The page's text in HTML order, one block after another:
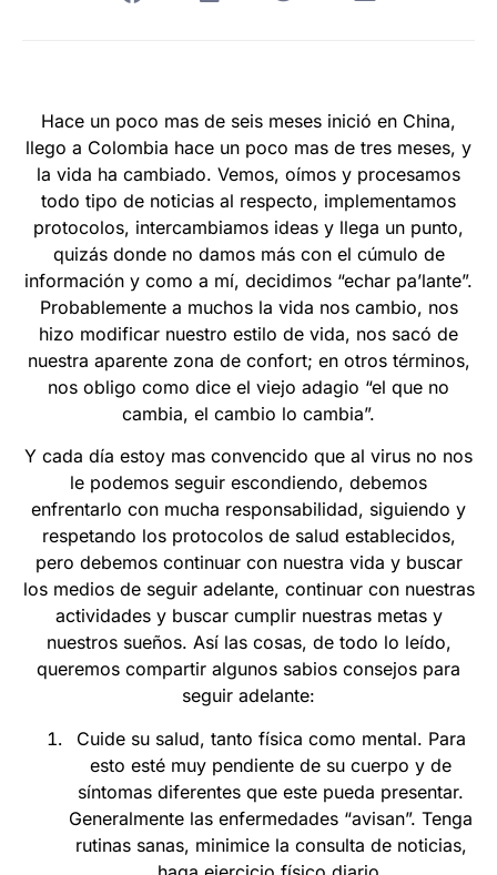
Hace un poco mas de seis meses inició en China,
llego a Colombia hace un poco mas de tres meses, y
la vida ha cambiado. Vemos, oímos y procesamos
todo tipo de noticias al respecto, implementamos
protocolos, intercambiamos ideas y llega un punto,
quizás donde no damos más con el cúmulo de
información y como a mí, decidimos “echar pa’lante”.
Probablemente a muchos la vida nos cambio, nos
hizo modificar nuestro estilo de vida, nos sacó de
nuestra aparente zona de confort; en otros términos,
nos obligo como dice el viejo adagio “el que no
cambia, el cambio lo cambia”.
Y cada día estoy mas convencido que al virus no nos
le podemos seguir escondiendo, debemos
enfrentarlo con mucha responsabilidad, siguiendo y
respetando los protocolos de salud establecidos,
pero debemos continuar con nuestra vida y buscar
los medios de seguir adelante, continuar con nuestras
actividades y buscar cumplir nuestras metas y
nuestros sueños. Así las cosas, de todo lo leído,
queremos compartir algunos sabios consejos para
seguir adelante:
Cuide su salud, tanto física como mental. Para
esto esté muy pendiente de su cuerpo y de
síntomas diferentes que este pueda presentar.
Generalmente las enfermedades “avisan”. Tenga
rutinas sanas, minimice la consulta de noticias,